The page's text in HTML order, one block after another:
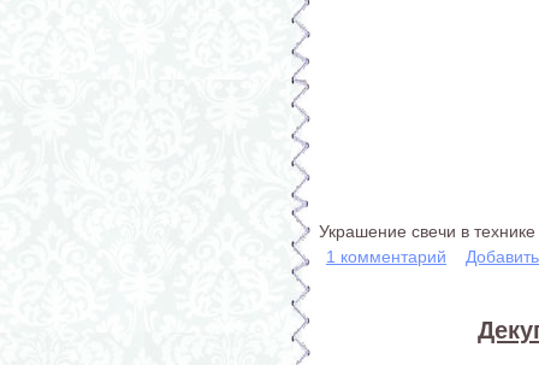
Украшение свечи в
1 комментарий